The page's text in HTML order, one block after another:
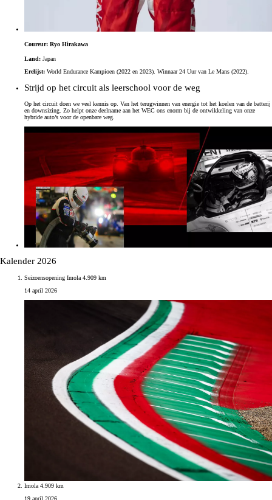
Coureur: Ryo Hirakawa
Land: Japan
Erelijst: World Endurance Kampioen (2022 en 2023). Winnaar 24 Uur van Le Mans (2022).
Strijd op het circuit als leerschool voor de weg
Op het circuit doen we veel kennis op. Van het terugwinnen van energie tot het koelen van de batterij
en downsizing. Zo helpt onze deelname aan het WEC ons enorm bij de ontwikkeling van onze
hybride auto’s voor de openbare weg.
Kalender 2026
Seizoensopening Imola 4.909 km
14 april 2026
Imola 4.909 km